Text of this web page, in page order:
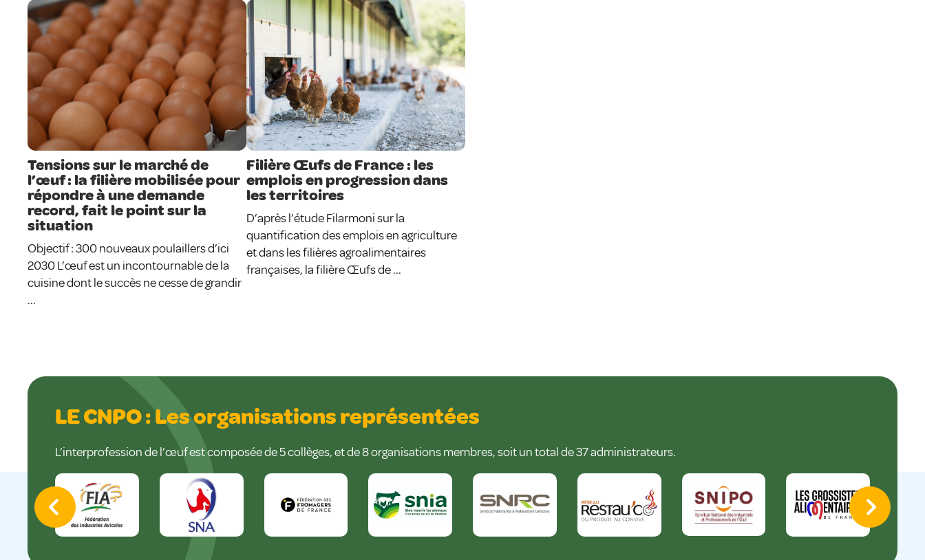
Tensions sur le marché de
l’œuf : la filière mobilisée pour
répondre à une demande
record, fait le point sur la
situation
Objectif : 300 nouveaux poulaillers d’ici
2030 L’œuf est un incontournable de la
cuisine dont le succès ne cesse de grandir
...
Filière Œufs de France : les
emplois en progression dans
les territoires
D’après l’étude Filarmoni sur la
quantification des emplois en agriculture
et dans les filières agroalimentaires
françaises, la filière Œufs de ...
LE CNPO : Les organisations représentées
L’interprofession de l’œuf est composée de 5 collèges, et de 8 organisations membres, soit un total de 37 administrateurs.